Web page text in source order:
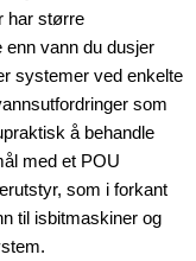
har større
vann du dusjer
systemer ved enkelte
som
å behandle
med et POU
som i forkant
til isbitmaskiner og